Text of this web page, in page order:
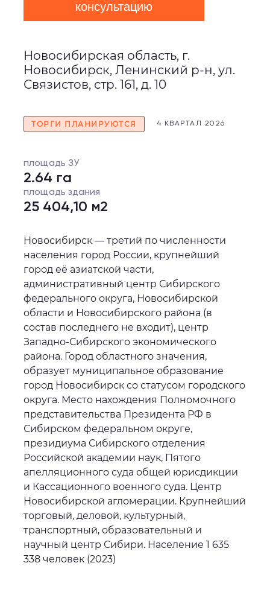
консультацию
Новосибирская область, г.
Новосибирск, Ленинский р-н, ул.
Связистов, стр. 161, д. 10
ТОРГИ ПЛАНИРУЮТСЯ 4 КВАРТАЛ 2026
площадь ЗУ
2.64 га
площадь здания
25 404,10 м2
Новосибирск — третий по численности
населения город России, крупнейший
город её азиатской части,
административный центр Сибирского
федерального округа, Новосибирской
области и Новосибирского района (в
состав последнего не входит), центр
Западно-Сибирского экономического
района. Город областного значения,
образует муниципальное образование
город Новосибирск со статусом городского
округа. Место нахождения Полномочного
представительства Президента РФ в
Сибирском федеральном округе,
президиума Сибирского отделения
Российской академии наук, Пятого
апелляционного суда общей юрисдикции
и Кассационного военного суда. Центр
Новосибирской агломерации. Крупнейший
торговый, деловой, культурный,
транспортный, образовательный и
научный центр Сибири. Население 1 635
338 человек (2023)